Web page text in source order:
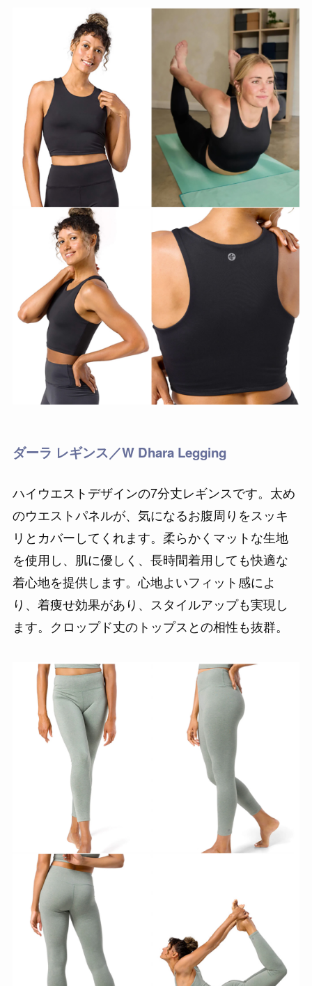
ダーラ レギンス／W Dhara Legging
ハイウエストデザインの7分丈レギンスです。太め
のウエストパネルが、気になるお腹周りをスッキ
リとカバーしてくれます。柔らかくマットな生地
を使用し、肌に優しく、長時間着用しても快適な
着心地を提供します。心地よいフィット感によ
り、着痩せ効果があり、スタイルアップも実現し
ます。クロップド丈のトップスとの相性も抜群。